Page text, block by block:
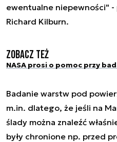
ewentualne niepewności"
Richard Kilburn.
Zobacz też
NASA prosi o pomoc przy
Badanie warstw pod
m.in. dlatego, że jeśli na
ślady można znaleźć
były chronione np. przed